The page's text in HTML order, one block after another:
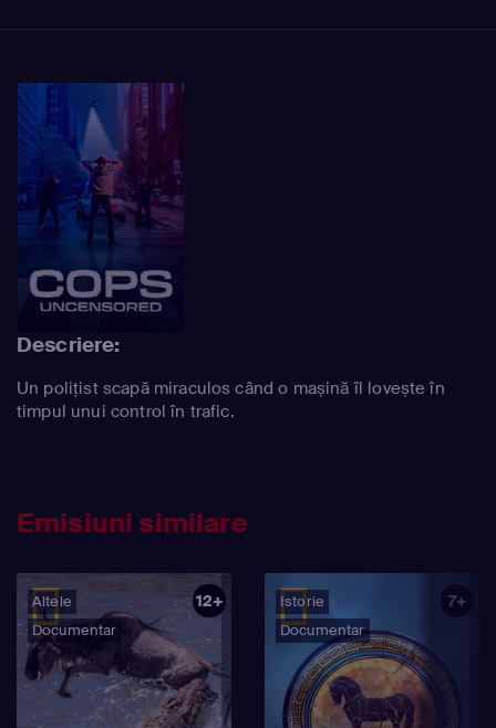
Descriere:
Un polițist scapă miraculos când o mașină îl lovește în
timpul unui control în trafic.
Emisiuni similare
Altele
Documentar
12+
Istorie
Documentar
7+